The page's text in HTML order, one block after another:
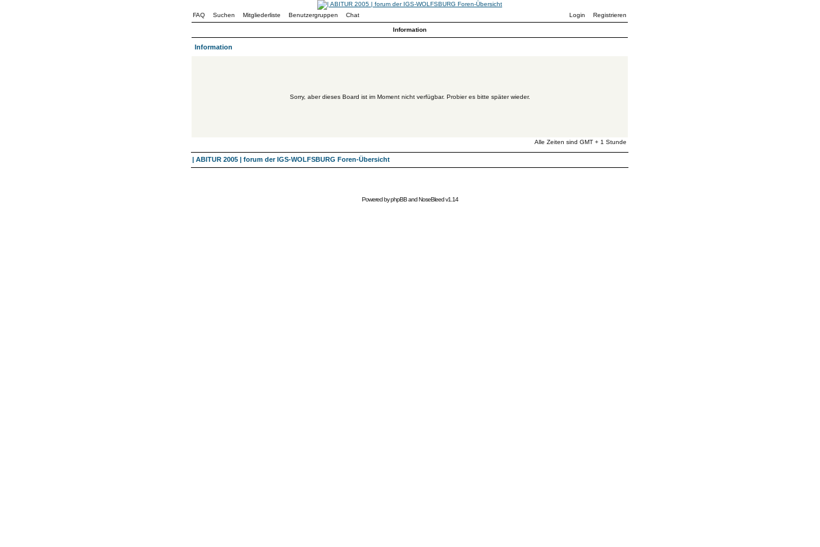
FAQ Suchen Mitgliederliste Benutzergruppen Chat Login Registrieren
Information
Information
Sorry, aber dieses Board ist im Moment nicht verfügbar. Probier es bitte später wieder.
Alle Zeiten sind GMT + 1 Stunde
| ABITUR 2005 | forum der IGS-WOLFSBURG Foren-Übersicht
Powered byphpBBandNoseBleedv1.14